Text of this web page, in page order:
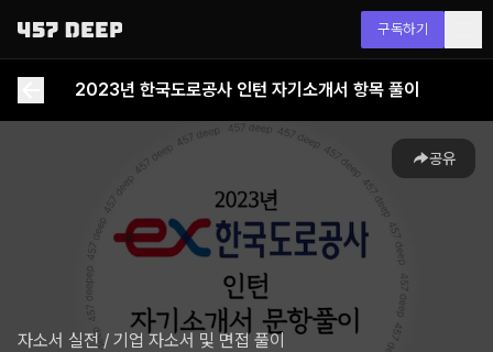
구독하기
2023년 한국도로공사 인턴 자기소개서 항목 풀이
공유
자소서 실전/ 기업 자소서 및 면접 풀이